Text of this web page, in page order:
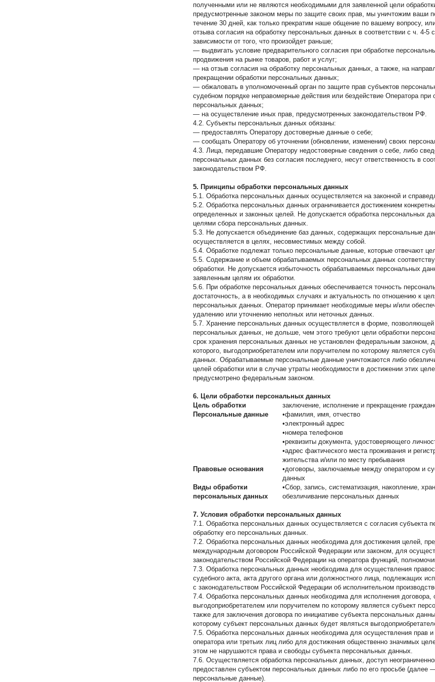
полученными или не являются необходимыми для заявленной цели
предусмотренные законом меры по защите своих прав, мы уничтожим ваши
течение 30 дней, как только прекратим наше общение по вашему вопросу,
отзыва согласия на обработку персональных данных в соответствии с ч. 4-5
зависимости от того, что произойдет раньше;
— выдвигать условие предварительного согласия при обработке
продвижения на рынке товаров, работ и услуг;
— на отзыв согласия на обработку персональных данных, а также, на
прекращении обработки персональных данных;
— обжаловать в уполномоченный орган по защите прав субъектов
судебном порядке неправомерные действия или бездействие Оператора при
персональных данных;
— на осуществление иных прав, предусмотренных законодательством РФ.
4.2. Субъекты персональных данных обязаны:
— предоставлять Оператору достоверные данные о себе;
— сообщать Оператору об уточнении (обновлении, изменении) своих
4.3. Лица, передавшие Оператору недостоверные сведения о себе, либо
персональных данных без согласия последнего, несут ответственность в
законодательством РФ.
5. Принципы обработки персональных данных
5.1. Обработка персональных данных осуществляется на законной и
5.2. Обработка персональных данных ограничивается достижением
определенных и законных целей. Не допускается обработка персональных
целями сбора персональных данных.
5.3. Не допускается объединение баз данных, содержащих персональные
осуществляется в целях, несовместимых между собой.
5.4. Обработке подлежат только персональные данные, которые отвечают
5.5. Содержание и объем обрабатываемых персональных данных
обработки. Не допускается избыточность обрабатываемых персональных
заявленным целям их обработки.
5.6. При обработке персональных данных обеспечивается точность
достаточность, а в необходимых случаях и актуальность по отношению к
персональных данных. Оператор принимает необходимые меры и/или
удалению или уточнению неполных или неточных данных.
5.7. Хранение персональных данных осуществляется в форме, позволяющей
персональных данных, не дольше, чем этого требуют цели обработки
срок хранения персональных данных не установлен федеральным законом,
которого, выгодоприобретателем или поручителем по которому является
данных. Обрабатываемые персональные данные уничтожаются либо
целей обработки или в случае утраты необходимости в достижении этих
предусмотрено федеральным законом.
6. Цели обработки персональных данных
Цель обработки
заключение, исполнение и прекращение
Персональные данные
•фамилия, имя, отчество
•электронный адрес
•номера телефонов
•реквизиты документа, удостоверяющего
•адрес фактического места проживания и
жительства и/или по месту пребывания
Правовые основания
•договоры, заключаемые между оператором и
данных
Виды обработки
персональных данных
•Сбор, запись, систематизация, накопление,
обезличивание персональных данных
7. Условия обработки персональных данных
7.1. Обработка персональных данных осуществляется с согласия субъекта
обработку его персональных данных.
7.2. Обработка персональных данных необходима для достижения целей,
международным договором Российской Федерации или законом, для
законодательством Российской Федерации на оператора функций,
7.3. Обработка персональных данных необходима для осуществления
судебного акта, акта другого органа или должностного лица, подлежащих
с законодательством Российской Федерации об исполнительном
7.4. Обработка персональных данных необходима для исполнения договора,
выгодоприобретателем или поручителем по которому является субъект
также для заключения договора по инициативе субъекта персональных
которому субъект персональных данных будет являться
7.5. Обработка персональных данных необходима для осуществления прав и
оператора или третьих лиц либо для достижения общественно значимых
этом не нарушаются права и свободы субъекта персональных данных.
7.6. Осуществляется обработка персональных данных, доступ
предоставлен субъектом персональных данных либо по его просьбе (далее
персональные данные).